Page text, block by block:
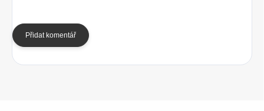
Přidat komentář